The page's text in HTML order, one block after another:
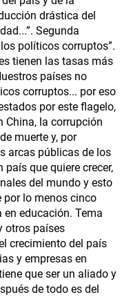
drástica del
Segunda
políticos corruptos”.
tienen las tasas más
países no
corruptos... por eso
por este flagelo,
China, la corrupción
muerte y, por
arcas públicas de los
país que quiere crecer,
del mundo y esto
por lo menos cinco
en educación. Tema
otros países
crecimiento del país
y empresas en
que ser un aliado y
de todo es del